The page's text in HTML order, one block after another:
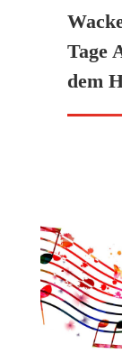
Tage
dem